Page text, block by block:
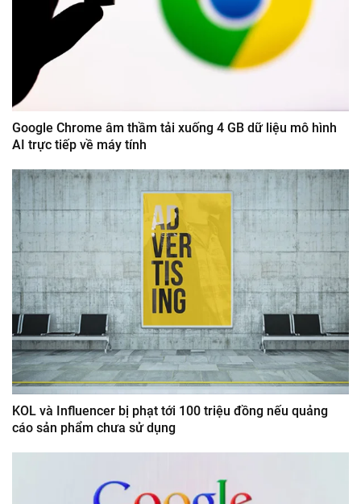
Google Chrome âm thầm tải xuống 4 GB dữ liệu mô hình
AI trực tiếp về máy tính
KOL và Influencer bị phạt tới 100 triệu đồng nếu quảng
cáo sản phẩm chưa sử dụng